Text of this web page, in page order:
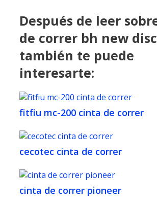
Después de leer
de correr bh new
también te puede
interesarte:
fitfiu mc-200 cinta de correr
cecotec cinta de correr
cinta de correr pioneer